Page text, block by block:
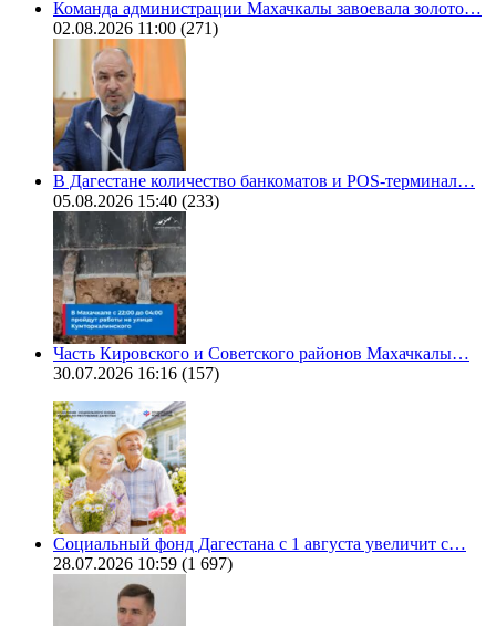
Команда администрации Махачкалы завоевала золото…
02.08.2026 11:00 (271)
В Дагестане количество банкоматов и POS-терминал…
05.08.2026 15:40 (233)
Часть Кировского и Советского районов Махачкалы…
30.07.2026 16:16 (157)
Социальный фонд Дагестана с 1 августа увеличит с…
28.07.2026 10:59 (1 697)